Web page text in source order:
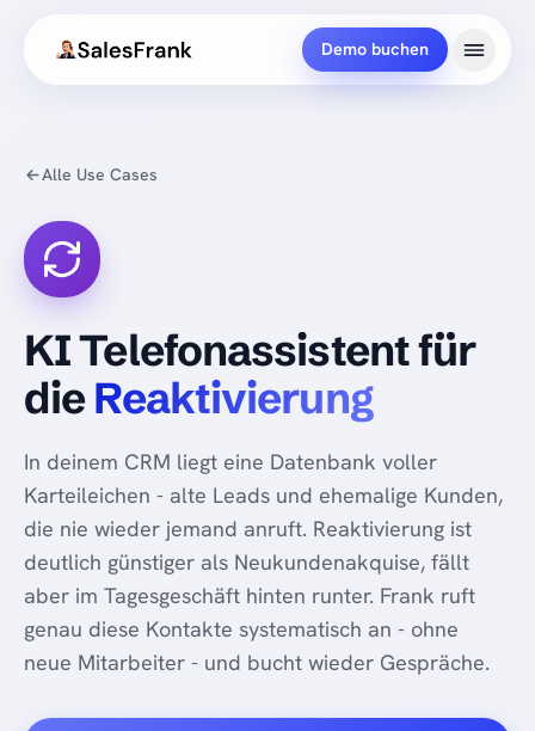
Demo buchen
Alle Use Cases
KI Telefonassistent für
dieReaktivierung
In deinem CRM liegt eine Datenbank voller
Karteileichen - alte Leads und ehemalige Kunden,
die nie wieder jemand anruft. Reaktivierung ist
deutlich günstiger als Neukundenakquise, fällt
aber im Tagesgeschäft hinten runter. Frank ruft
genau diese Kontakte systematisch an - ohne
neue Mitarbeiter - und bucht wieder Gespräche.